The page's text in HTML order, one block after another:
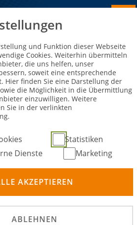
Niedermaier bei
2024
und Funktion dieser Webseite
Cookies. Weiterhin übermitteln
die uns helfen, unser
soweit eine entsprechende
Hier finden Sie eine Darstellung der
die Möglichkeit in die Übermittlung
einzuwilligen. Weitere
Sie in der verlinkten
Statistiken
Dienste
Marketing
AKZEPTIEREN
ABLEHNEN